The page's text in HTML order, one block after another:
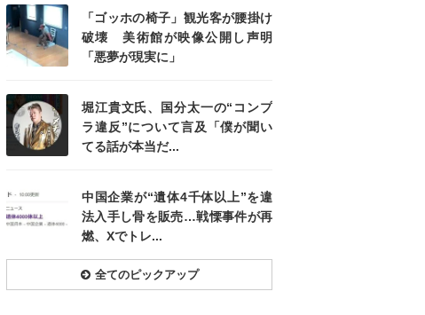
「ゴッホの椅子」観光客が腰掛け
破壊 美術館が映像公開し声明
「悪夢が現実に」
堀江貴文氏、国分太一の“コンプ
ラ違反”について言及「僕が聞い
てる話が本当だ...
中国企業が“遺体4千体以上”を違
法入手し骨を販売…戦慄事件が再
燃、Xでトレ...
全てのピックアップ